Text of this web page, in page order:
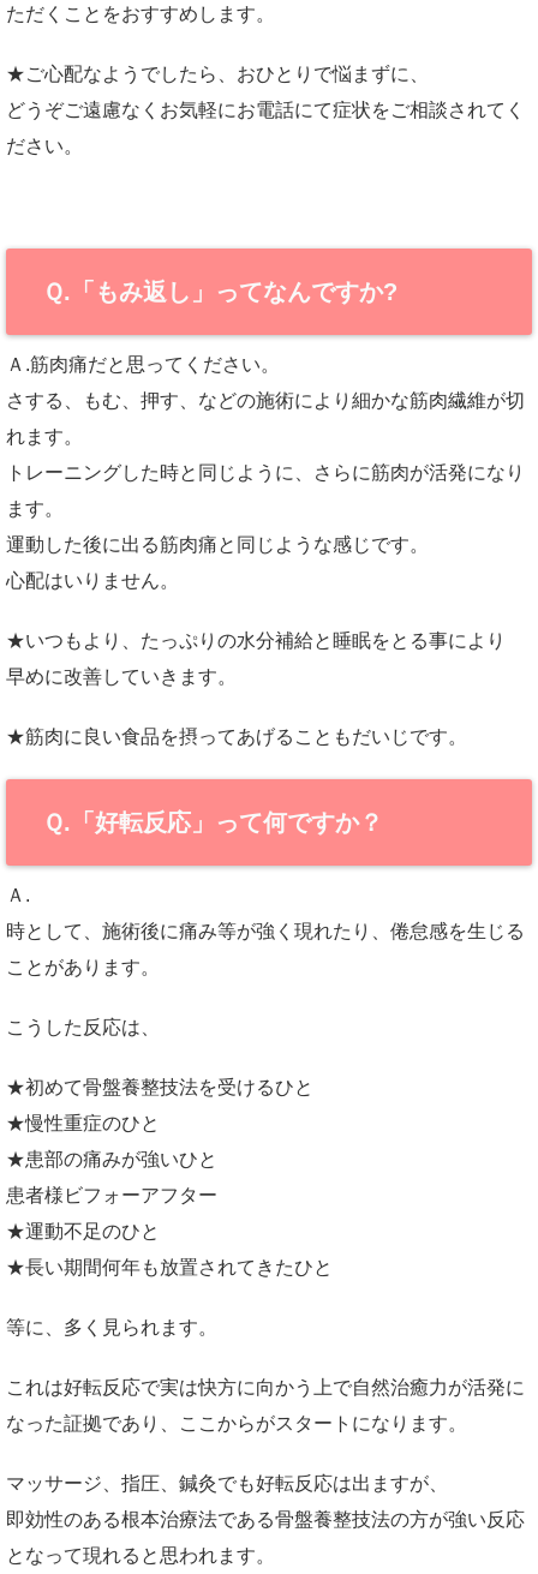
ただくことをおすすめします。
★ご心配なようでしたら、おひとりで悩まずに、
どうぞご遠慮なくお気軽にお電話にて症状をご相談されてく
ださい。
Ｑ.「もみ返し」ってなんですか?
Ａ.筋肉痛だと思ってください。
さする、もむ、押す、などの施術により細かな筋肉繊維が切
れます。
トレーニングした時と同じように、さらに筋肉が活発になり
ます。
運動した後に出る筋肉痛と同じような感じです。
心配はいりません。
★いつもより、たっぷりの水分補給と睡眠をとる事により
早めに改善していきます。
★筋肉に良い食品を摂ってあげることもだいじです。
Ｑ.「好転反応」って何ですか？
Ａ.
時として、施術後に痛み等が強く現れたり、倦怠感を生じる
ことがあります。
こうした反応は、
★初めて骨盤養整技法を受けるひと
★慢性重症のひと
★患部の痛みが強いひと
患者様ビフォーアフター
★運動不足のひと
★長い期間何年も放置されてきたひと
等に、多く見られます。
これは好転反応で実は快方に向かう上で自然治癒力が活発に
なった証拠であり、ここからがスタートになります。
マッサージ、指圧、鍼灸でも好転反応は出ますが、
即効性のある根本治療法である骨盤養整技法の方が強い反応
となって現れると思われます。